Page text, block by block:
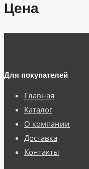
Цена
Для покупателей
Главная
Каталог
О компании
Доставка
Контакты